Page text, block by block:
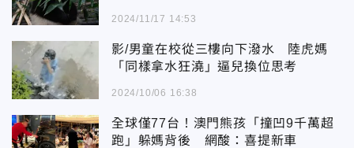
2024/11/17 14:53
影/男童在校從三樓向下潑水 陸虎媽
「同樣拿水狂澆」逼兒換位思考
2024/10/06 16:38
全球僅77台！澳門熊孩「撞凹9千萬超
跑」躲媽背後 網酸：喜提新車